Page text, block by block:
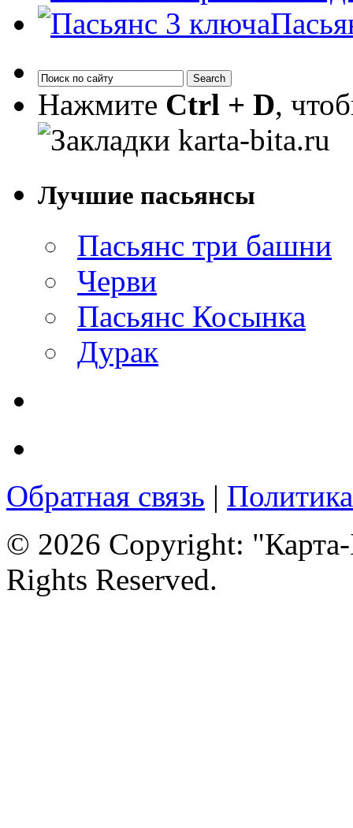
Нажмите Ctrl + D,
Лучшие пасьянсы
Пасьянс три башни
Черви
Пасьянс Косынка
Дурак
Обратная связь |
© 2026 Copyright:
Rights Reserved.